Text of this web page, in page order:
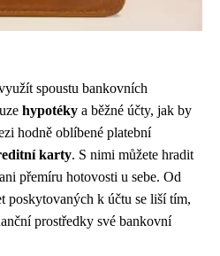
spoustu bankovních
hypotéky a běžné účty, jak by
hodně oblíbené platební
karty. S nimi můžete hradit
přemíru hotovosti u sebe. Od
poskytovaných k účtu se liší tím,
prostředky své bankovní